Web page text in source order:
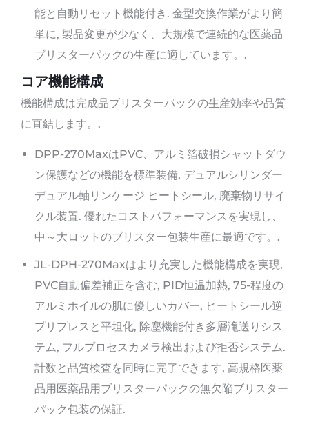
能と自動リセット機能付き. 金型交換作業がより簡
単に, 製品変更が少なく、大規模で連続的な医薬品
ブリスターパックの生産に適しています。.
コア機能構成
機能構成は完成品ブリスターパックの生産効率や品質
に直結します。.
DPP-270MaxはPVC、アルミ箔破損シャットダウ
ン保護などの機能を標準装備, デュアルシリンダー
デュアル軸リンケージ ヒートシール, 廃棄物リサイ
クル装置. 優れたコストパフォーマンスを実現し、
中～大ロットのブリスター包装生産に最適です。.
JL-DPH-270Maxはより充実した機能構成を実現,
PVC自動偏差補正を含む, PID恒温加熱, 75-程度の
アルミホイルの肌に優しいカバー, ヒートシール逆
プリプレスと平坦化, 除塵機能付き多層滝送りシス
テム, フルプロセスカメラ検出および拒否システム.
計数と品質検査を同時に完了できます, 高規格医薬
品用医薬品用ブリスターパックの無欠陥ブリスター
パック包装の保証.